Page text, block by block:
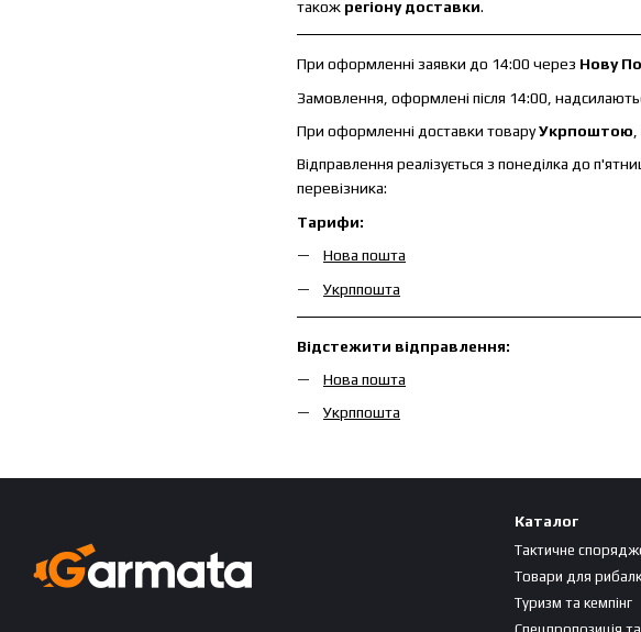
також регіону доставки.
При оформленні заявки до 14:00 через Нову
Замовлення, оформлені після 14:00,
При оформленні доставки товаруУкрпоштою
Відправлення реалізується з понеділка до
перевізника:
Тарифи:
Нова пошта
Укрппошта
Відстежити відправлення:
Нова пошта
Укрппошта
Каталог
Тактичне
Товари для
Туризм та кемпінг